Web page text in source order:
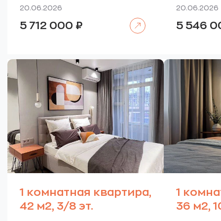
20.06.2026
5 712 000 ₽
20.06.2026
5 546
1 комнатная квартира,
42 м2, 3/8 эт.
1
36 м2,